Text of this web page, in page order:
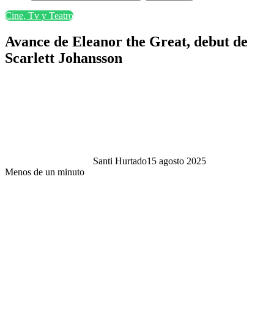
Cine, Tv y Teatro
Avance de Eleanor the Great, debut de
Scarlett Johansson
Santi Hurtado15 agosto 2025
Menos de un minuto